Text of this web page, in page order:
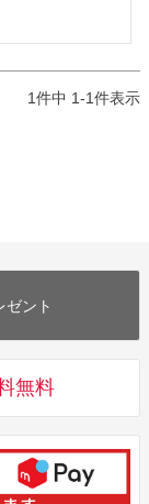
1件中 1-1件表示
ゼント
無料